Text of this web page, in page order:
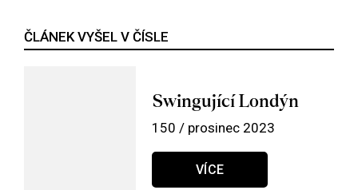
ČLÁNEK VYŠEL V ČÍSLE
Swingující Londýn
150 / prosinec 2023
VÍCE